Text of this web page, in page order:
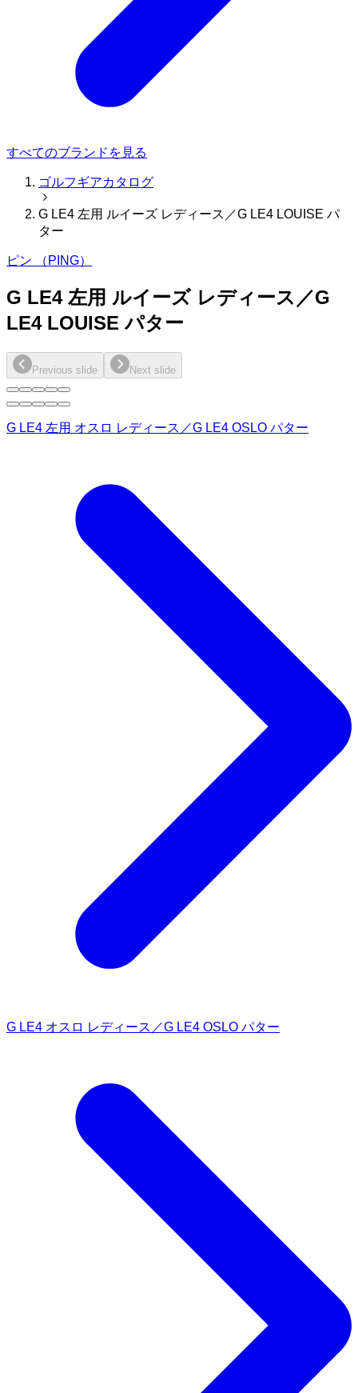
すべてのブランドを見る
ゴルフギアカタログ
G LE4 左用 ルイーズ レディース／G LE4 LOUISE パ
ター
ピン （PING）
G LE4 左用 ルイーズ レディース／G
LE4 LOUISE パター
Previous slide Next slide
G LE4 左用 オスロ レディース／G LE4 OSLO パター
G LE4 オスロ レディース／G LE4 OSLO パター